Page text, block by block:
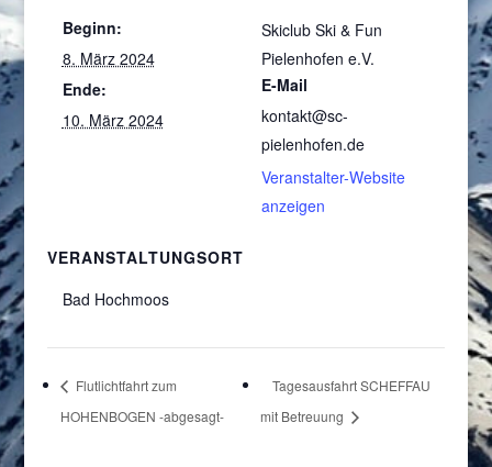
Beginn:
8. März 2024
Ende:
10. März 2024
VERANSTALTUNGSORT
Bad Hochmoos
Skiclub Ski & Fun
Pielenhofen e.V.
E-Mail
kontakt@sc-
pielenhofen.de
Veranstalter-Website
anzeigen
Flutlichtfahrt zum
HOHENBOGEN -abgesagt-
Tagesausfahrt SCHEFFAU
mit Betreuung